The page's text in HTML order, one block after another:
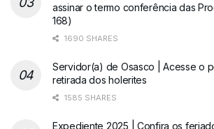
assinar o termo conferência das
168)
1690 SHARES
Servidor(a) de Osasco | Acesse o
retirada dos holerites
1585 SHARES
Expediente 2025 | Confira os